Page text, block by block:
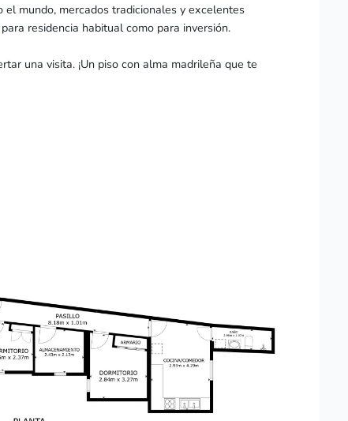
mundo, mercados tradicionales y excelentes
residencia habitual como para inversión.
una visita. ¡Un piso con alma madrileña que te